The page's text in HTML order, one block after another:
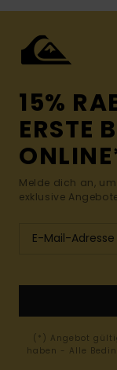
15%
ERSTE
Melde dich an,
exklusive
(*) Angebot
haben - Alle